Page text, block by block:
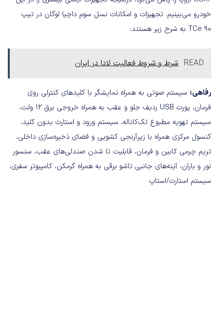
خودرو می‌بینیم. تجهیزات و امکانات نسل سوم داچیا لوگان در تیپ
TCe 90 به شرح زیر هستند:
READ شرط و شروط فعالیت لادا در ایران
رفاهی: سیستم صوتی به همراه نمایشگر با کلیدهای کنترلی روی
فرمان، پورت USB ردیف جلو و عقب به همراه خروجی برق ۱۲ ولت،
سیستم تهویه مطبوع تک‌کاناله، سیستم ورود و استارت بدون کلید،
کنسول مرکزی همراه با زیرآرنجی کشویی و فضای ذخیره‌سازی داخلی،
تریم چرمی کابین و فرمان، قابلیت تا شدن صندلی‌های عقب، سنسور
نور و باران، آینه‌های جانبی تاشو برقی به همراه گرمکن، کامپیوتر سفری،
سیستم استارت/استاپ